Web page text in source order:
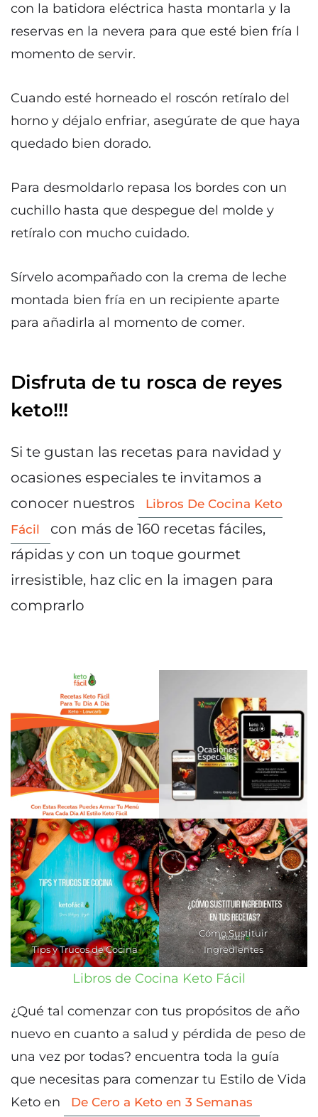
con la batidora eléctrica hasta montarla y la
reservas en la nevera para que esté bien fría l
momento de servir.
Cuando esté horneado el roscón retíralo del
horno y déjalo enfriar, asegúrate de que haya
quedado bien dorado.
Para desmoldarlo repasa los bordes con un
cuchillo hasta que despegue del molde y
retíralo con mucho cuidado.
Sírvelo acompañado con la crema de leche
montada bien fría en un recipiente aparte
para añadirla al momento de comer.
Disfruta de tu rosca de reyes
keto!!!
Si te gustan las recetas para navidad y
ocasiones especiales te invitamos a
conocer nuestros
Libros De Cocina Keto
Fácil
con más de 160 recetas fáciles,
rápidas y con un toque gourmet
irresistible, haz clic en la imagen para
comprarlo
Tips y Trucos de Cocina
Cómo Sustituir
Ingredientes
Libros de Cocina Keto Fácil
¿Qué tal comenzar con tus propósitos de año
nuevo en cuanto a salud y pérdida de peso de
una vez por todas? encuentra toda la guía
que necesitas para comenzar tu Estilo de Vida
Keto en
De Cero a Keto en 3 Semanas